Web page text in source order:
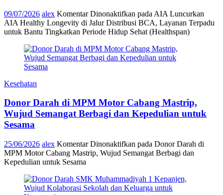
09/07/2026 alex Komentar Dinonaktifkan pada AIA Luncurkan
AIA Healthy Longevity di Jalur Distribusi BCA, Layanan Terpadu
untuk Bantu Tingkatkan Periode Hidup Sehat (Healthspan)
Kesehatan
Donor Darah di MPM Motor Cabang Mastrip,
Wujud Semangat Berbagi dan Kepedulian untuk
Sesama
25/06/2026 alex Komentar Dinonaktifkan pada Donor Darah di
MPM Motor Cabang Mastrip, Wujud Semangat Berbagi dan
Kepedulian untuk Sesama